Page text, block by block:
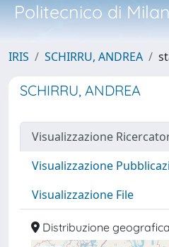
Politecnico di
IRIS SCHIRRU, ANDREA
SCHIRRU, ANDREA
Visualizzazione
Visualizzazione
Visualizzazione File
Distribuzione geografica